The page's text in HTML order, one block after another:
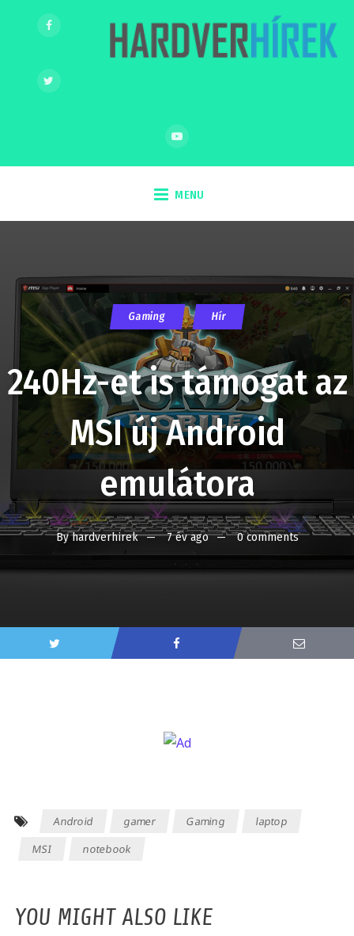
MENU
Gaming Hír
240Hz-et is támogat az
MSI új Android
emulátora
Byhardverhirek 7 év ago 0 comments
Android gamer Gaming
laptop
MSI
notebook
YOU MIGHT ALSO LIKE